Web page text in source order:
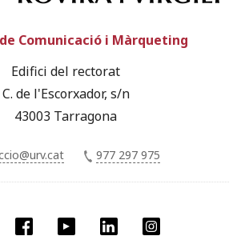
Facebook YouTube LinkedIn
Comunicació i Màrqueting
Edifici del rectorat
C. de l'Escorxador, s/n
43003 Tarragona
977 297 975